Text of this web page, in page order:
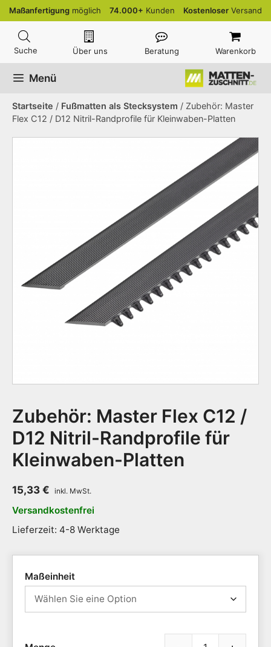
Zum
Inhalt
springen
Maßanfertigung möglich 74.000+ Kunden Kostenloser Versand
Über uns Beratung Warenkorb
Menü
Startseite / Fußmatten als Stecksystem / Zubehör: Master
Flex C12 / D12 Nitril-Randprofile für Kleinwaben-Platten
Zubehör: Master Flex C12 /
D12 Nitril-Randprofile für
Kleinwaben-Platten
15,33 €
Versandkostenfrei
Lieferzeit: 4-8 Werktage
Maßeinheit